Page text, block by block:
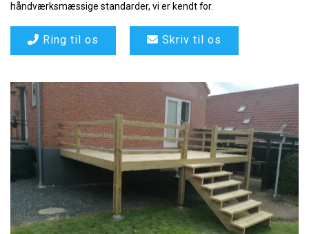
håndværksmæssige standarder, vi er kendt for.
Ring til os Skriv til os